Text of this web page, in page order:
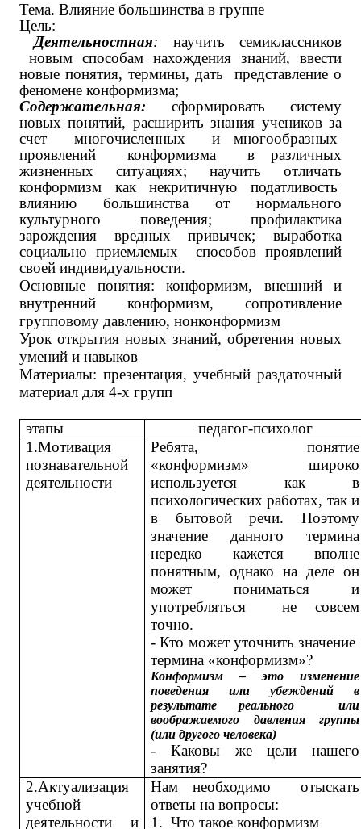
Тема. Влияние большинства в группе
Цель:
Деятельностная: научить семиклассников
новым способам нахождения знаний, ввести
новые понятия, термины, дать представление о
феномене конформизма;
Содержательная: сформировать систему
новых понятий, расширить знания учеников за
счет
многочисленных и многообразных
проявлений конформизма
в различных
жизненных ситуациях; научить отличать
конформизм как некритичную податливость
влиянию большинства от нормального
культурного поведения; профилактика
зарождения вредных привычек; выработка
социально приемлемых способов проявлений
своей индивидуальности.
Основные понятия: конформизм, внешний и
внутренний конформизм, сопротивление
групповому давлению, нонконформизм
Урок открытия новых знаний, обретения новых
умений и навыков
Материалы: презентация, учебный раздаточный
материал для 4-х групп
этапы
педагог-психолог
1.Мотивация
познавательной
деятельности
Ребята, понятие
«конформизм» широко
используется как в
психологических работах, так и
в бытовой речи. Поэтому
значение данного термина
нередко кажется вполне
понятным, однако на деле он
может пониматься и
употребляться не совсем
точно.
- Кто может уточнить значение
термина «конформизм»?
Конформизм – это изменение
поведения или убеждений в
результате реального или
воображаемого давления группы
(или другого человека)
- Каковы же цели нашего
занятия?
2.Актуализация
учебной
деятельности и
Нам необходимо отыскать
ответы на вопросы:
1. Что такое конформизм